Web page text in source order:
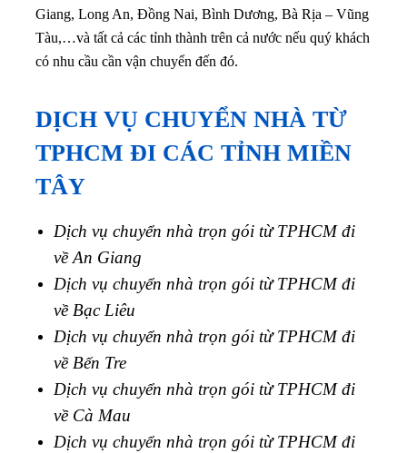
Giang, Long An, Đồng Nai, Bình Dương, Bà Rịa – Vũng
Tàu,…và tất cả các tỉnh thành trên cả nước nếu quý khách
có nhu cầu cần vận chuyển đến đó.
DỊCH VỤ CHUYỂN NHÀ TỪ
TPHCM ĐI CÁC TỈNH MIỀN
TÂY
Dịch vụ chuyển nhà trọn gói từ TPHCM đi
về An Giang
Dịch vụ chuyển nhà trọn gói từ TPHCM đi
về Bạc Liêu
Dịch vụ chuyển nhà trọn gói từ TPHCM đi
về Bến Tre
Dịch vụ chuyển nhà trọn gói từ TPHCM đi
về Cà Mau
Dịch vụ chuyển nhà trọn gói từ TPHCM đi